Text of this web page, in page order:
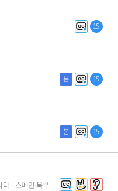
15
본 15
본 15
- 스페인 북부